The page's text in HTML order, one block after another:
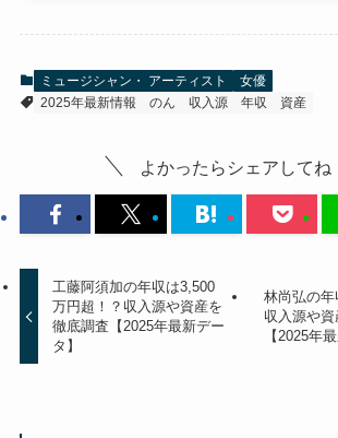
ミュージシャン・ アーティスト
女優
2025年最新情報
のん 収入源 年収 資産
よかったらシェアしてね
工藤阿須加の年収は3,500
万円超！？収入源や資産を
徹底調査【2025年最新デー
タ】
林尚弘の
収入源や
【2025年最